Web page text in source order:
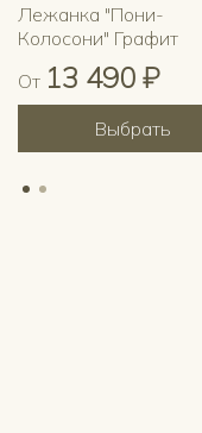
Лежанка "Пони-
Колосони" Графит
От 13 490 ₽
Выбрать